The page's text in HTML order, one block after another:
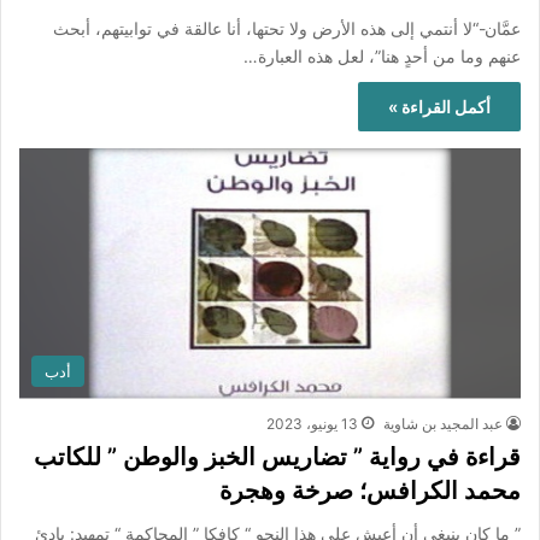
عمَّان-“لا أنتمي إلى هذه الأرض ولا تحتها، أنا عالقة في توابيتهم، أبحث
عنهم وما من أحدٍ هنا”، لعل هذه العبارة…
أكمل القراءة »
أدب
عبد المجيد بن شاوية 13 يونيو، 2023
قراءة في رواية ” تضاريس الخبز والوطن ” للكاتب
محمد الكرافس؛ صرخة وهجرة
” ما كان ينبغي أن أعيش على هذا النحو “ كافكا ” المحاكمة “ تمهيد: بادئ